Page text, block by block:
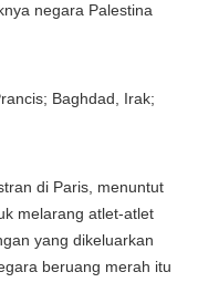
negara Palestina
Baghdad, Irak;
di Paris, menuntut
melarang atlet-atlet
yang dikeluarkan
beruang merah itu